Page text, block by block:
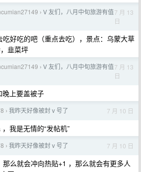
› V 友们，八月中旬旅游有值7 月 13
日
吃好吃的吧（重点去吃），景点：乌蒙大草
韭菜坪
› V 友们，八月中旬旅游有值7 月 13
日
上要盖被子
› 我昨天好像被封 v 号了 7 月 10 日
我是无情的“发帖机”
› 我昨天好像被封 v 号了 7 月 10 日
那么就会冲向热贴+1 ，那么就会有更多人